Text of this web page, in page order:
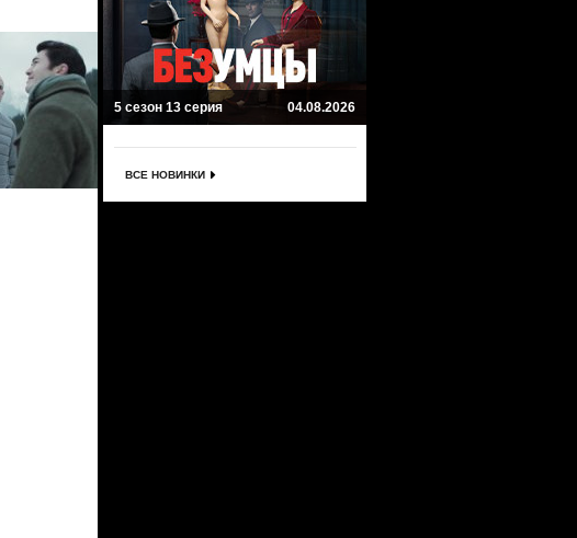
5 сезон 13 серия 04.08.2026
ВСЕ НОВИНКИ